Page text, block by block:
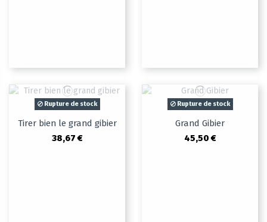
Rupture de stock
Tirer bien le grand gibier
38,67 €
Rupture de stock
Grand Gibier
45,50 €